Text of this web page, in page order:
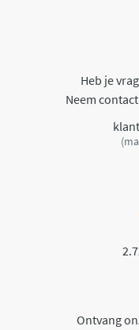
Heb je
Neem
Ontvang